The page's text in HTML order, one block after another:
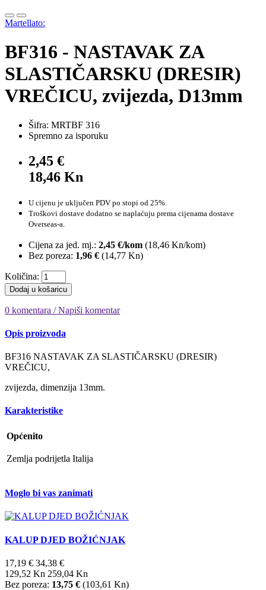
Martellato:
BF316 - NASTAVAK ZA
SLASTIČARSKU (DRESIR)
VREČICU, zvijezda, D13mm
Šifra: MRTBF 316
Spremno za isporuku
2,45 €
18,46 Kn
U cijenu je uključen PDV po stopi od 25%.
Troškovi dostave dodatno se naplaćuju prema cijenama dostave
Overseas-a.
Cijena za jed. mj.: 2,45 €/kom (18,46 Kn/kom)
Bez poreza: 1,96 € (14,77 Kn)
Količina:
Dodaj u košaricu
0 komentara / Napiši komentar
Opis proizvoda
BF316 NASTAVAK ZA SLASTIČARSKU (DRESIR)
VREČICU,
zvijezda, dimenzija 13mm.
Karakteristike
Općenito
Zemlja podrijetla Italija
Moglo bi vas zanimati
KALUP DJED BOŽIĆNJAK
17,19 € 34,38 €
129,52 Kn 259,04 Kn
Bez poreza: 13,75 € (103,61 Kn)